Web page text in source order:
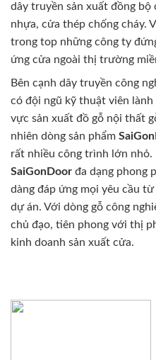
dây truyền sản xuất đồng bộ
nhựa, cửa thép chống cháy.
trong top những công ty
ứng cửa ngoài thị trường
Bên cạnh dây truyền công
có đội ngũ kỹ thuật viên
vực sản xuất đồ gỗ nội thất
nhiên dòng sản phẩm
rất nhiều công trình lớn nhỏ.
SaiGonDoor đa dạng phong
dàng đáp ứng mọi yêu cầu
dự án. Với dòng gỗ công
chủ đạo, tiên phong với thị
kinh doanh sản xuất cửa.